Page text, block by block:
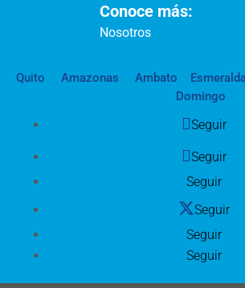
Conoce más:
Nosotros
Quito Amazonas Ambato
Domingo
Seguir
Seguir
Seguir
Seguir
Seguir
Seguir